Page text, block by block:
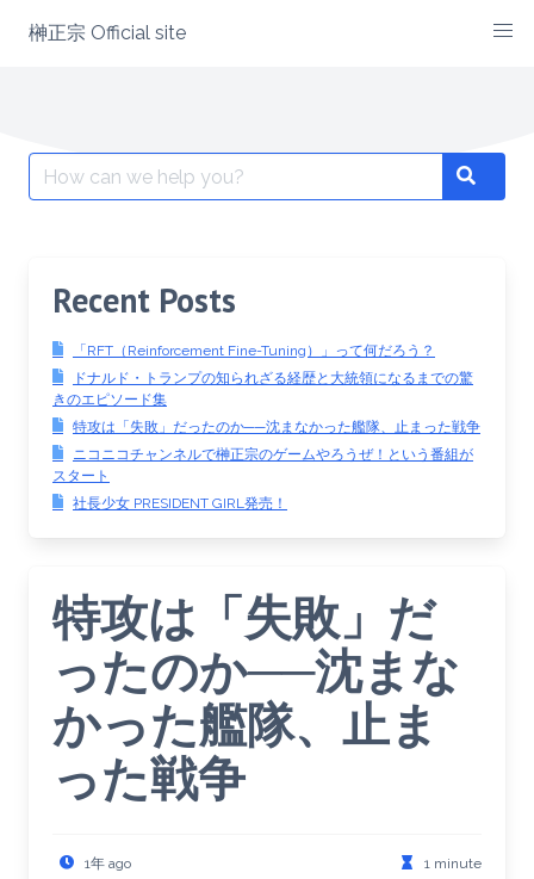
榊正宗 Official site
Search
for:
Search
Recent Posts
「RFT（Reinforcement Fine-Tuning）」って何だろう？
ドナルド・トランプの知られざる経歴と大統領になるまでの驚
きのエピソード集
特攻は「失敗」だったのか──沈まなかった艦隊、止まった戦争
ニコニコチャンネルで榊正宗のゲームやろうぜ！という番組が
スタート
社長少女 PRESIDENT GIRL発売！
特攻は「失敗」だ
ったのか──沈まな
かった艦隊、止ま
った戦争
1年 ago 1 minute